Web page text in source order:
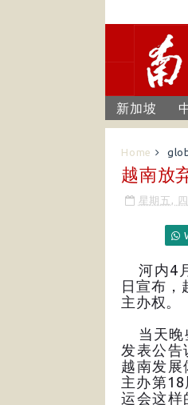
新加坡
Home
越南放
星期五,
河内4
日宣布，
主办权。
当天晚
发表公告
越南发展
主办第
运会这样